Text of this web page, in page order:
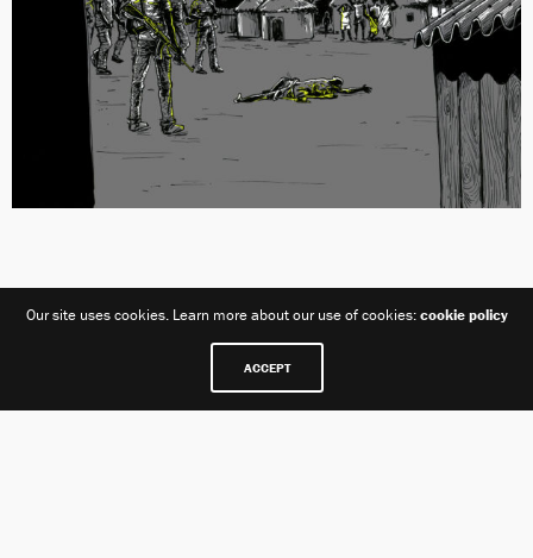
Our site uses cookies. Learn more about our use of cookies:cookie policy
ACCEPT